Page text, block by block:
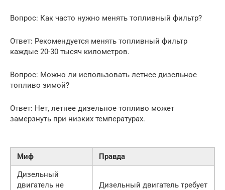
Вопрос: Как часто нужно менять топливный фильтр?
Ответ: Рекомендуется менять топливный фильтр
каждые 20-30 тысяч километров.
Вопрос: Можно ли использовать летнее дизельное
топливо зимой?
Ответ: Нет, летнее дизельное топливо может
замерзнуть при низких температурах.
Миф
Правда
Дизельный
двигатель не
Дизельный двигатель требует